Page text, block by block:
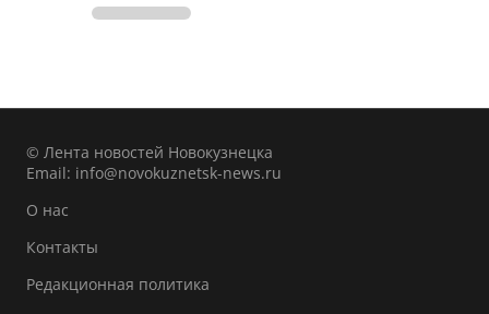
© Лента новостей Новокузнецка
Email: info@novokuznetsk-news.ru
О нас
Контакты
Редакционная политика